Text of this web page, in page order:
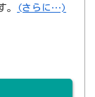
。
(さらに…)